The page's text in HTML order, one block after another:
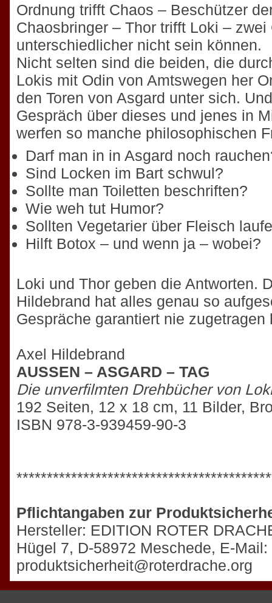
Ordnung trifft Chaos – Beschützer
Chaosbringer – Thor trifft Loki – zwei
unterschiedlicher nicht sein können.
Nicht selten sind die beiden, die
Lokis mit Odin von Amtswegen her
den Toren von Asgard unter sich.
Gespräch über dieses und jenes in
werfen so manche philosophischen
Darf man in in Asgard noch
Sind Locken im Bart schwul?
Sollte man Toiletten beschriften?
Wie weh tut Humor?
Sollten Vegetarier über Fleisch
Hilft Botox – und wenn ja – wobei?
Loki und Thor geben die Antworten.
Hildebrand hat alles genau so
Gespräche garantiert nie zugetragen
Axel Hildebrand
AUSSEN – ASGARD – TAG
Die unverfilmten Drehbücher von
192 Seiten, 12 x 18 cm, 11 Bilder,
ISBN 978-3-939459-90-3
Pflichtangaben zur
Hersteller: EDITION ROTER
Hügel 7, D-58972 Meschede, E-Mail:
produktsicherheit@roterdrache.org